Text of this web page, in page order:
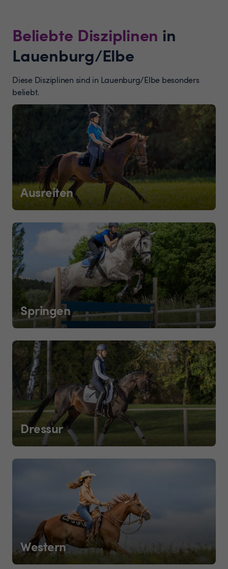
Beliebte Disziplinen in
Lauenburg/Elbe
Diese Disziplinen sind in Lauenburg/Elbe besonders
beliebt.
Ausreiten
Springen
Dressur
Western